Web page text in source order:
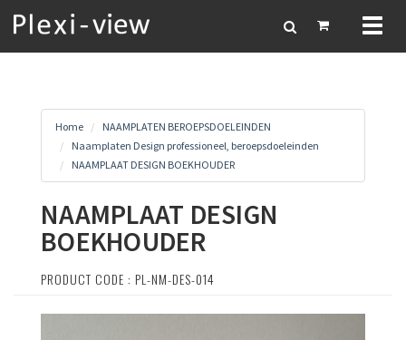
Home
NAAMPLATEN BEROEPSDOELEINDEN
Naamplaten Design professioneel, beroepsdoeleinden
NAAMPLAAT DESIGN BOEKHOUDER
NAAMPLAAT DESIGN
BOEKHOUDER
PRODUCT CODE : PL-NM-DES-014